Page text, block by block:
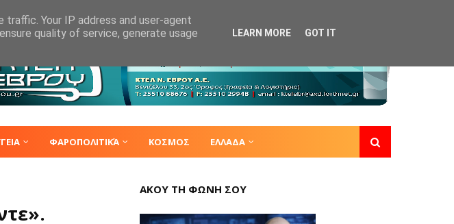
ΦΑΡΟΠΟΛΙΤΙΚΆ ΚΟΣΜΟΣ ΕΛΛΑΔΑ
ΑΚΟΥ ΤΗ ΦΩΝΗ ΣΟΥ
Your IP address and user-agent
quality of service, generate usage
LEARN MORE GOT IT